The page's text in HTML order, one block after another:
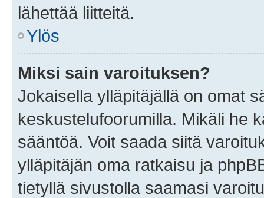
lähettää liitteitä.
Ylös
Miksi sain varoituksen?
Jokaisella ylläpitäjällä on omat
keskustelufoorumilla. Mikäli he
sääntöä. Voit saada siitä
ylläpitäjän oma ratkaisu ja
tietyllä sivustolla saamasi